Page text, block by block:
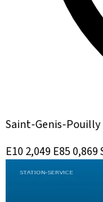
Saint-Genis-Pouilly
E10 2,049 E850,869